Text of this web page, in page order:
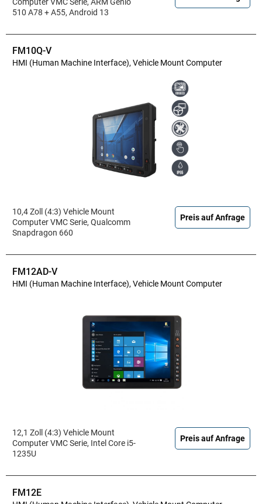
510 A78 + A55, Android 13
FM10Q-V
HMI (Human Machine Interface), Vehicle Mount Computer
10,4 Zoll (4:3) Vehicle Mount
Computer VMC Serie, Qualcomm
Snapdragon 660
Preis auf Anfrage
FM12AD-V
HMI (Human Machine Interface), Vehicle Mount Computer
12,1 Zoll (4:3) Vehicle Mount
Computer VMC Serie, Intel Core i5-
1235U
Preis auf Anfrage
FM12E